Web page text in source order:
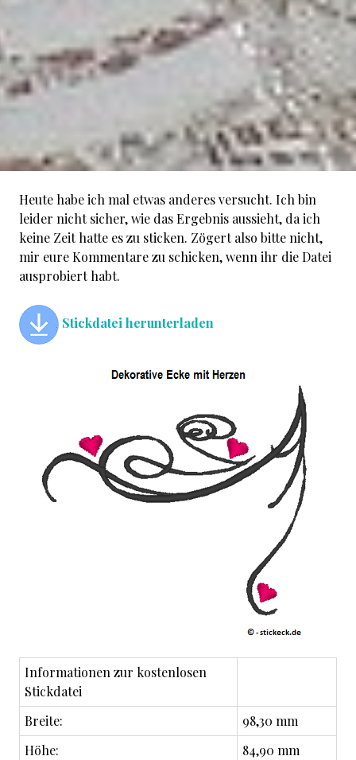
Heute habe ich mal etwas anderes versucht. Ich bin
leider nicht sicher, wie das Ergebnis aussieht, da ich
keine Zeit hatte es zu sticken. Zögert also bitte nicht,
mir eure Kommentare zu schicken, wenn ihr die Datei
ausprobiert habt.
Stickdatei herunterladen
Informationen zur kostenlosen
Stickdatei
Breite:
98,30 mm
Höhe:
84,90 mm